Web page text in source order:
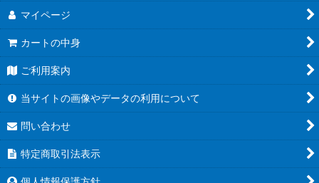
マイページ
カートの中身
ご利用案内
当サイトの画像やデータの利用について
問い合わせ
特定商取引法表示